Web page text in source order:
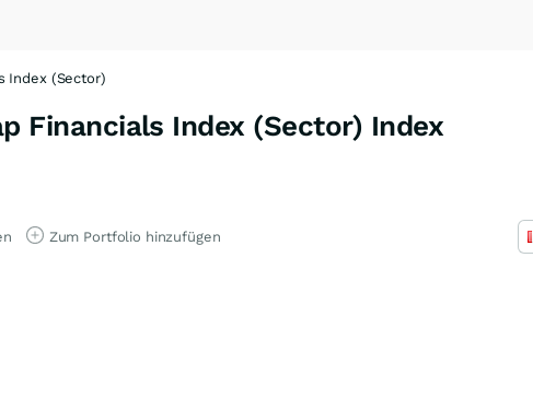
Index (Sector)
Financials Index (Sector) Index
Zum Portfolio hinzufügen